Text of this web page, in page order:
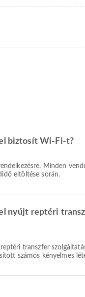
biztosít Wi-Fi-t?
Minden
eltöltése során.
nyújt reptéri
transzfer
számos kényelmes